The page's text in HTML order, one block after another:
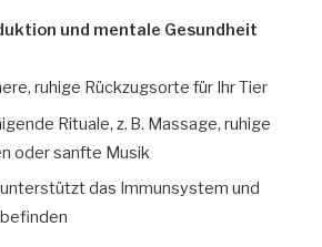
und mentale Gesundheit
ruhige Rückzugsorte für Ihr Tier
Rituale, z. B. Massage, ruhige
oder sanfte Musik
das Immunsystem und